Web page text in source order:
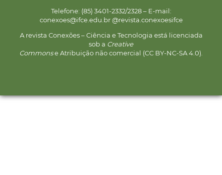
Telefone: (85) 3401-2332/2328 – E-mail:
conexoes@ifce.edu.br @revista.conexoesifce
A revista Conexões – Ciência e Tecnologia está licenciada
sob a Creative
Commonse Atribuição não comercial (CC BY-NC-SA 4.0).